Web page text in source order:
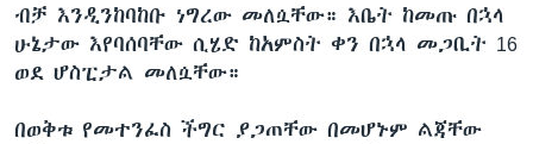
ብቻ እንዲንከባከቡ ነግረው መለሷቸው። እቤት ከመጡ በኋላ
ሁኔታው እየባሰባቸው ሲሄድ ከአምስት ቀን በኋላ መጋቢት 16
ወደ ሆስፒታል መለሷቸው።
በወቅቱ የመተንፈስ ችግር ያጋጠቸው በመሆኑም ልጃቸው